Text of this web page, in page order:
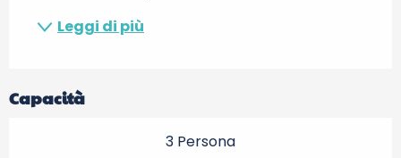
Leggi di più
Capacità
3 Persona